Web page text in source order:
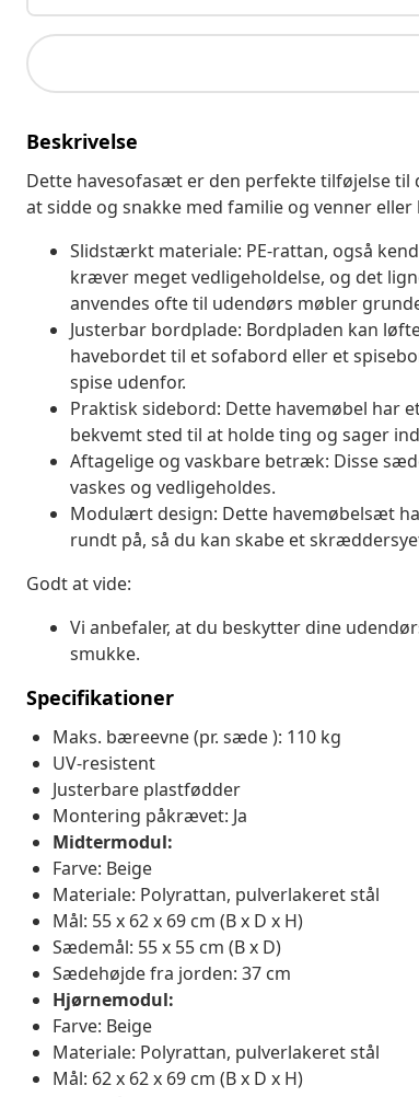
Beskrivelse
Dette havesofasæt er den perfekte tilføjelse til
at sidde og snakke med familie og venner
Slidstærkt materiale: PE-rattan, også
kræver meget vedligeholdelse, og det
anvendes ofte til udendørs møbler
Justerbar bordplade: Bordpladen kan
havebordet til et sofabord eller et
spise udenfor.
Praktisk sidebord: Dette havemøbel har
bekvemt sted til at holde ting og sager
Aftagelige og vaskbare betræk: Disse
vaskes og vedligeholdes.
Modulært design: Dette havemøbelsæt
rundt på, så du kan skabe et
Godt at vide:
Vi anbefaler, at du beskytter dine
smukke.
Specifikationer
Maks. bæreevne (pr. sæde ): 110 kg
UV-resistent
Justerbare plastfødder
Montering påkrævet: Ja
Midtermodul:
Farve: Beige
Materiale: Polyrattan, pulverlakeret stål
Mål: 55 x 62 x 69 cm (B x D x H)
Sædemål: 55 x 55 cm (B x D)
Sædehøjde fra jorden: 37 cm
Hjørnemodul:
Farve: Beige
Materiale: Polyrattan, pulverlakeret stål
Mål: 62 x 62 x 69 cm (B x D x H)